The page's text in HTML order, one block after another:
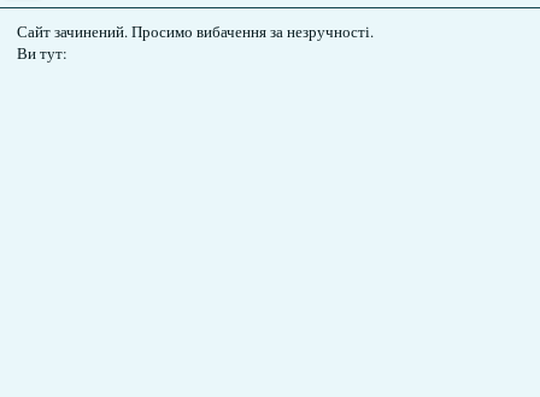
Сайт зачинений. Просимо вибачення за незручності.
Ви тут: